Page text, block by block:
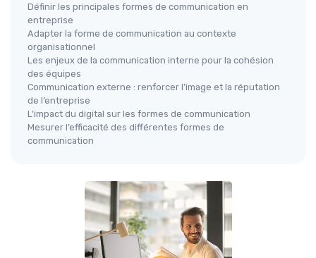
Définir les principales formes de communication en
entreprise
Adapter la forme de communication au contexte
organisationnel
Les enjeux de la communication interne pour la cohésion
des équipes
Communication externe : renforcer l’image et la réputation
de l’entreprise
L’impact du digital sur les formes de communication
Mesurer l’efficacité des différentes formes de
communication